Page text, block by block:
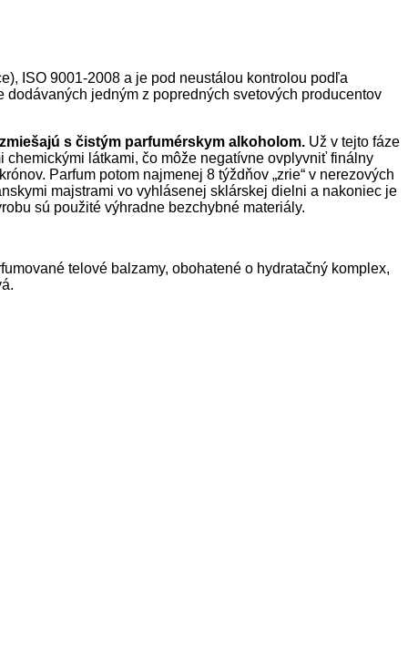
ISO 9001-2008 a je pod neustálou kontrolou podľa
jedným z popredných svetových producentov
s čistým parfumérskym alkoholom. Už v tejto fáze
látkami, čo môže negatívne ovplyvniť finálny
Parfum potom najmenej 8 týždňov „zrie“ v nerezových
majstrami vo vyhlásenej sklárskej dielni a nakoniec je
sú použité výhradne bezchybné materiály.
telové balzamy, obohatené o hydratačný komplex,